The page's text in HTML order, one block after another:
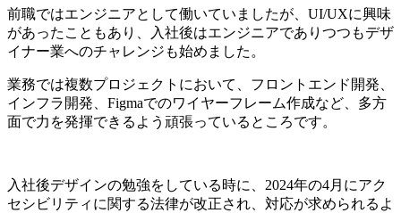
前職ではエンジニアとして働いていましたが、UI/UXに興味
があったこともあり、入社後はエンジニアでありつつもデザ
イナー業へのチャレンジも始めました。
業務では複数プロジェクトにおいて、フロントエンド開発、
インフラ開発、Figmaでのワイヤーフレーム作成など、多方
面で力を発揮できるよう頑張っているところです。
入社後デザインの勉強をしている時に、2024年の4月にアク
セシビリティに関する法律が改正され、対応が求められるよ